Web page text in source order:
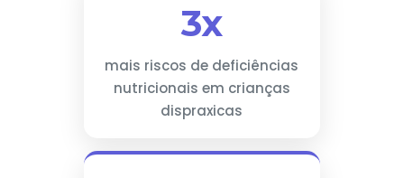
3x
mais riscos de deficiências
nutricionais em crianças
dispraxicas